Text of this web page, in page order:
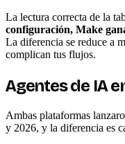
La lectura correcta de la
configuración, Make
La diferencia se reduce a
complican tus flujos.
Agentes de IA
Ambas plataformas
y 2026, y la diferencia es